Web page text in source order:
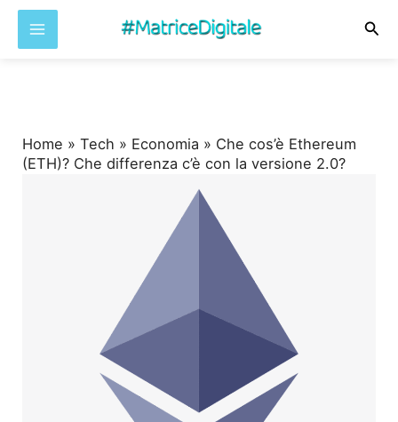
Home »Tech » Economia » Che cos’è Ethereum
(ETH)? Che differenza c’è con la versione 2.0?